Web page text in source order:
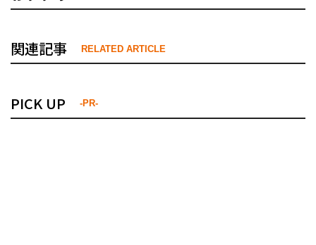
関連記事 RELATED ARTICLE
PICK UP -PR-